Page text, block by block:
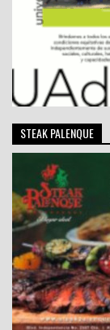
STEAK PALENQUE